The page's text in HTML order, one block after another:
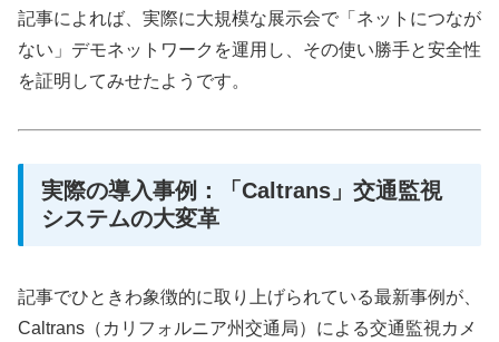
記事によれば、実際に大規模な展示会で「ネットにつなが
ない」デモネットワークを運用し、その使い勝手と安全性
を証明してみせたようです。
実際の導入事例：「Caltrans」交通監視
システムの大変革
記事でひときわ象徴的に取り上げられている最新事例が、
Caltrans（カリフォルニア州交通局）による交通監視カメ